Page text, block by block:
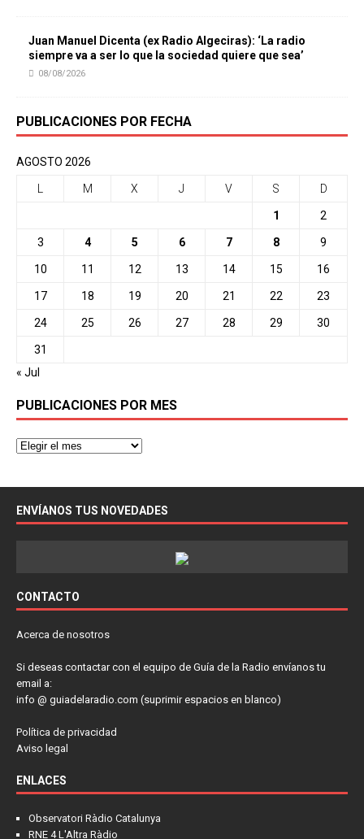
Juan Manuel Dicenta (ex Radio Algeciras): ‘La radio
siempre va a ser lo que la sociedad quiere que sea’
08/08/2026
PUBLICACIONES POR FECHA
AGOSTO 2026
M X J V S D
1 2
3 4 5 6 7 8 9
10 11 12 13 14 15 16
17 18 19 20 21 22 23
24 25 26 27 28 29 30
31
« Jul
PUBLICACIONES POR MES
ENVÍANOS TUS NOVEDADES
CONTACTO
Acerca de nosotros
Si deseas contactar con el equipo de Guía de la Radio envíanos tu
email a:
info @ guiadelaradio.com (suprimir espacios en blanco)
Política de privacidad
Aviso legal
ENLACES
Observatori Ràdio Catalunya
RNE 4 L'Altra Ràdio